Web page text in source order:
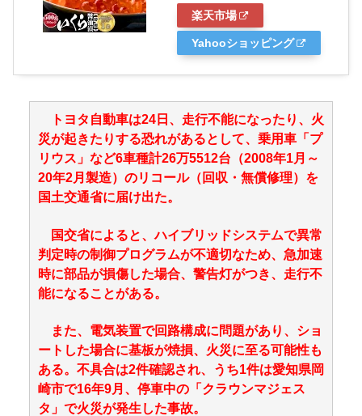
楽天市場
Yahooショッピング
トヨタ自動車は24日、走行不能になったり、火
災が起きたりする恐れがあるとして、乗用車「プ
リウス」など6車種計26万5512台（2008年1月～
20年2月製造）のリコール（回収・無償修理）を
国土交通省に届け出た。
国交省によると、ハイブリッドシステムで異常
判定時の制御プログラムが不適切なため、急加速
時に部品が損傷した場合、警告灯がつき、走行不
能になることがある。
また、電気装置で回路構成に問題があり、ショ
ートした場合に基板が焼損、火災に至る可能性も
ある。不具合は2件確認され、うち1件は愛知県岡
崎市で16年9月、停車中の「クラウンマジェス
タ」で火災が発生した事故。